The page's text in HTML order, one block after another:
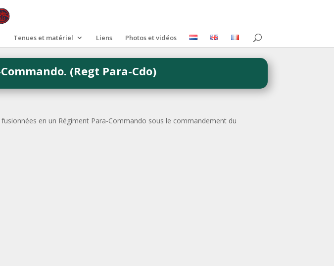
Tenues et matériel Liens Photos et vidéos
(Regt Para-Cdo)
en un Régiment Para-Commando sous le commandement du